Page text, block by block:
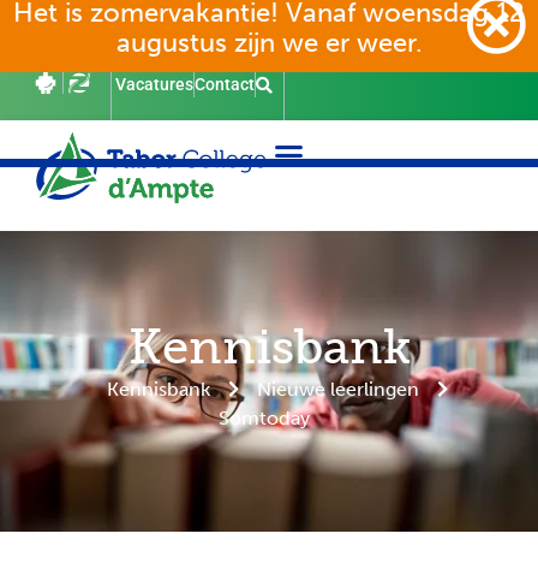
Het is zomervakantie! Vanaf woensdag 12
augustus zijn we er weer.
VacaturesContact
Kennisbank
Kennisbank
Nieuwe leerlingen
Somtoday